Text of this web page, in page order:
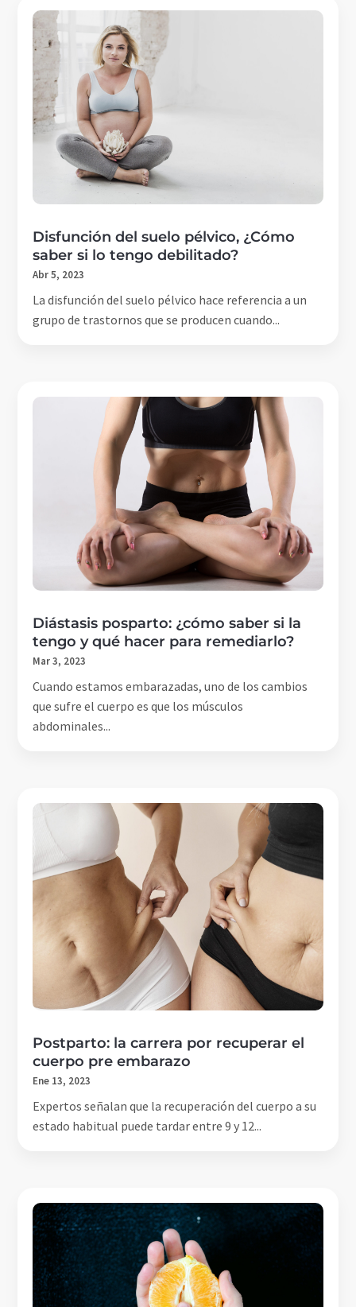
Disfunción del suelo pélvico, ¿Cómo
saber si lo tengo debilitado?
Abr 5, 2023
La disfunción del suelo pélvico hace referencia a un
grupo de trastornos que se producen cuando...
Diástasis posparto: ¿cómo saber si la
tengo y qué hacer para remediarlo?
Mar 3, 2023
Cuando estamos embarazadas, uno de los cambios
que sufre el cuerpo es que los músculos
abdominales...
Postparto: la carrera por recuperar el
cuerpo pre embarazo
Ene 13, 2023
Expertos señalan que la recuperación del cuerpo a su
estado habitual puede tardar entre 9 y 12...